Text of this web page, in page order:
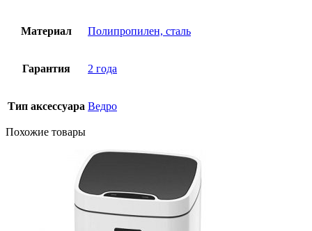
Материал Полипропилен, сталь
Гарантия 2 года
Тип аксессуара Ведро
Похожие товары